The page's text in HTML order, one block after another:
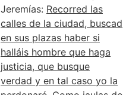
Jeremías: Recorred las
calles de la ciudad, buscad
en sus plazas haber si
halláis hombre que haga
justicia, que busque
verdad y en tal caso yo la